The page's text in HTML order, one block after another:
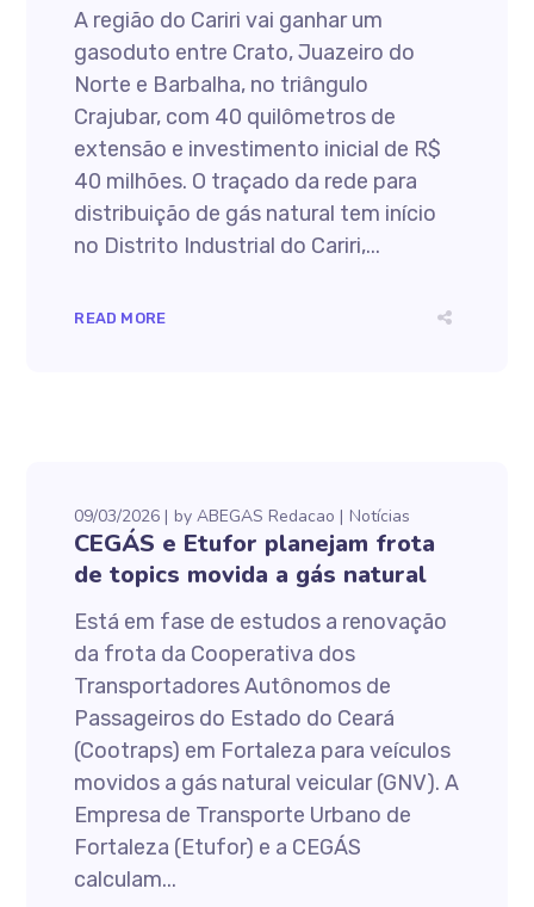
A região do Cariri vai ganhar um
gasoduto entre Crato, Juazeiro do
Norte e Barbalha, no triângulo
Crajubar, com 40 quilômetros de
extensão e investimento inicial de R$
40 milhões. O traçado da rede para
distribuição de gás natural tem início
no Distrito Industrial do Cariri,...
READ MORE
09/03/2026 byABEGAS Redacao Notícias
CEGÁS e Etufor planejam frota
de topics movida a gás natural
Está em fase de estudos a renovação
da frota da Cooperativa dos
Transportadores Autônomos de
Passageiros do Estado do Ceará
(Cootraps) em Fortaleza para veículos
movidos a gás natural veicular (GNV). A
Empresa de Transporte Urbano de
Fortaleza (Etufor) e a CEGÁS
calculam...